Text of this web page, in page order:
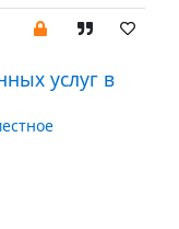
услуг в